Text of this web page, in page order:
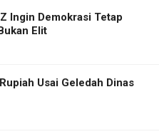
Ingin Demokrasi Tetap
Elit
Usai Geledah Dinas